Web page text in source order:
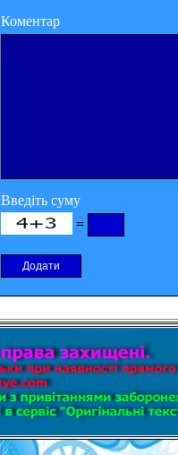
Коментар
Введіть суму
=